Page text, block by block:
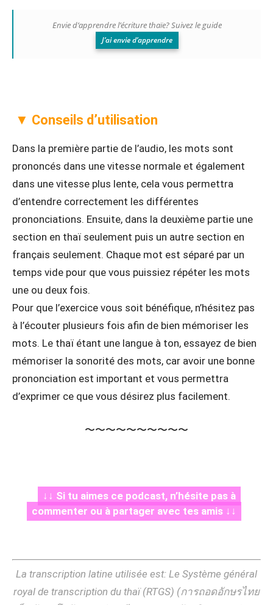
Envie d’apprendre l’écriture thaïe? Suivez le guide
J’ai envie d’apprendre
▼ Conseils d’utilisation
Dans la première partie de l’audio, les mots sont
prononcés dans une vitesse normale et également
dans une vitesse plus lente, cela vous permettra
d’entendre correctement les différentes
prononciations. Ensuite, dans la deuxième partie une
section en thaï seulement puis un autre section en
français seulement. Chaque mot est séparé par un
temps vide pour que vous puissiez répéter les mots
une ou deux fois.
Pour que l’exercice vous soit bénéfique, n’hésitez pas
à l’écouter plusieurs fois afin de bien mémoriser les
mots. Le thaï étant une langue à ton, essayez de bien
mémoriser la sonorité des mots, car avoir une bonne
prononciation est important et vous permettra
d’exprimer ce que vous désirez plus facilement.
〜〜〜〜〜〜〜〜〜〜
↓↓ Si tu aimes ce podcast, n’hésite pas à
commenter ou à partager avec tes amis ↓↓
La transcription latine utilisée est: Le Système général
royal de transcription du thaï (RTGS) (การถอดอักษรไทย